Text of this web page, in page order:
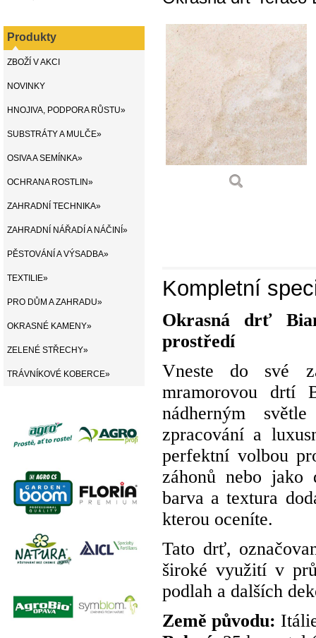
Produkty
ZBOŽÍ V AKCI
NOVINKY
HNOJIVA, PODPORA RŮSTU»
SUBSTRÁTY A MULČE»
OSIVA A SEMÍNKA»
OCHRANA ROSTLIN»
ZAHRADNÍ TECHNIKA»
ZAHRADNÍ NÁŘADÍ A NÁČINÍ»
PĚSTOVÁNÍ A VÝSADBA»
TEXTILIE»
PRO DŮM A ZAHRADU»
OKRASNÉ KAMENY»
ZELENÉ STŘECHY»
TRÁVNÍKOVÉ KOBERCE»
Kompletní
Okrasná drť
prostředí
Vneste do své
mramorovou drtí
nádherným
zpracování a
perfektní volbou
záhonů nebo jako
barva a textura
kterou oceníte.
Tato drť,
široké využití v
podlah a dalších
Země původu: